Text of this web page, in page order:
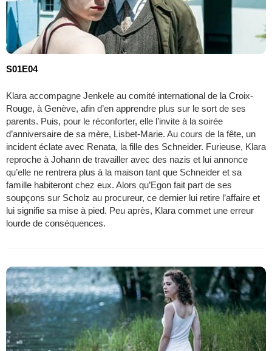
S01E04
Klara accompagne Jenkele au comité international de la Croix-
Rouge, à Genève, afin d’en apprendre plus sur le sort de ses
parents. Puis, pour le réconforter, elle l’invite à la soirée
d’anniversaire de sa mère, Lisbet-Marie. Au cours de la fête, un
incident éclate avec Renata, la fille des Schneider. Furieuse, Klara
reproche à Johann de travailler avec des nazis et lui annonce
qu’elle ne rentrera plus à la maison tant que Schneider et sa
famille habiteront chez eux. Alors qu’Egon fait part de ses
soupçons sur Scholz au procureur, ce dernier lui retire l’affaire et
lui signifie sa mise à pied. Peu après, Klara commet une erreur
lourde de conséquences.